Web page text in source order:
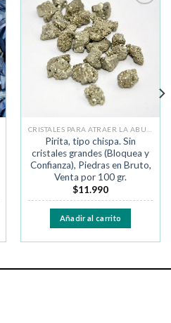
deseos
Pirita, tipo chispa. Sin
cristales grandes (Bloquea y
Confianza), Piedras en Bruto,
Venta por 100 gr.
$11.990
Añadir al carrito